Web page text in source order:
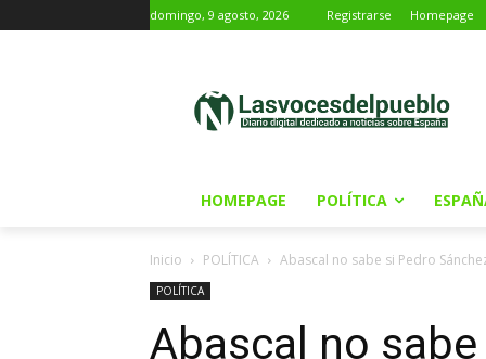
domingo, 9 agosto, 2026 Registrarse Homepage
HOMEPAGE POLÍTICA
Inicio POLÍTICA Abascal no sabe si Pedro
POLÍTICA
Abascal no